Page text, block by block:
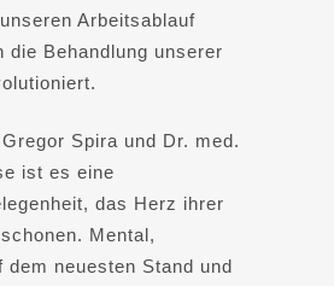
Arbeitsablauf
die Behandlung unserer
Spira und Dr. med.
ist es eine
das Herz ihrer
Mental,
dem neuesten Stand und